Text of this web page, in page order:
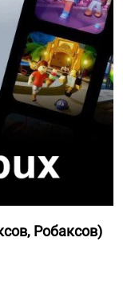
Робаксов)